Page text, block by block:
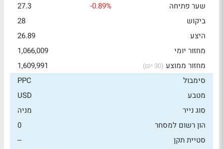
שער פתיחה
-0.89%
27.3
ביקוש
28
היצע
26.89
מחזור יומי
1,066,009
מחזור ממוצע (30 יום)
1,609,991
סימבול
PPC
מטבע
USD
סוג נייר
מניה
הון רשום למסחר
0
סטיית תקן
--